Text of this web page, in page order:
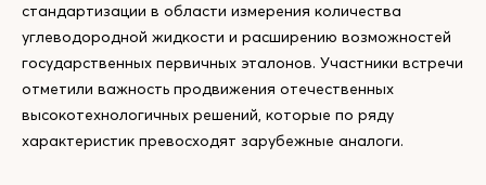
стандартизации в области измерения количества
углеводородной жидкости и расширению возможностей
государственных первичных эталонов. Участники встречи
отметили важность продвижения отечественных
высокотехнологичных решений, которые по ряду
характеристик превосходят зарубежные аналоги.